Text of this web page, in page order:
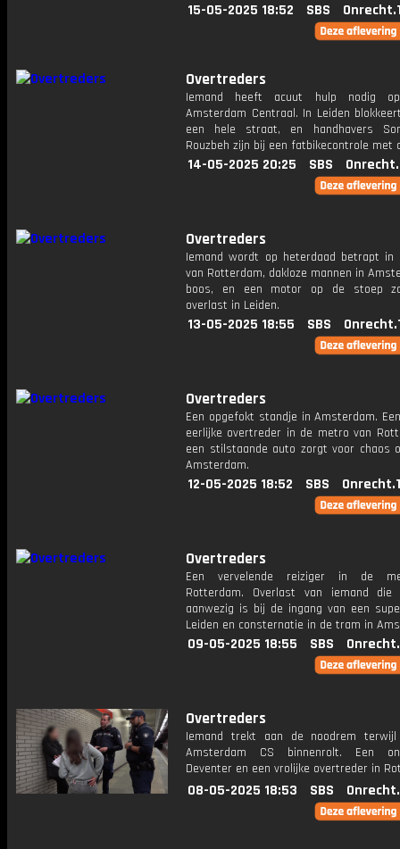
15-05-2025 18:52 SBS
Overtreders
Iemand heeft acuut hulp nodig
Amsterdam Centraal. In Leiden
een hele straat, en handhavers
Rouzbeh zijn bij een fatbikecontrole met
14-05-2025 20:25 SBS
Overtreders
Iemand wordt op heterdaad betrapt in
van Rotterdam, dakloze mannen in
boos, en een motor op de stoep
overlast in Leiden.
13-05-2025 18:55 SBS
Overtreders
Een opgefokt standje in Amsterdam.
eerlijke overtreder in de metro van
een stilstaande auto zorgt voor chaos
Amsterdam.
12-05-2025 18:52 SBS
Overtreders
Een vervelende reiziger in de
Rotterdam. Overlast van iemand
aanwezig is bij de ingang van een
Leiden en consternatie in de tram in
09-05-2025 18:55 SBS
Overtreders
Iemand trekt aan de noodrem
Amsterdam CS binnenrolt. Een
Deventer en een vrolijke overtreder in
08-05-2025 18:53 SBS